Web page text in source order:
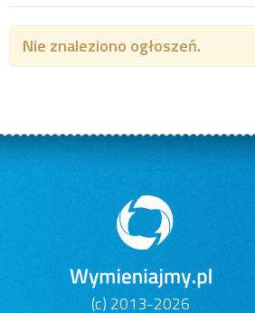
Nie znaleziono ogłoszeń.
(c) 2013-2026